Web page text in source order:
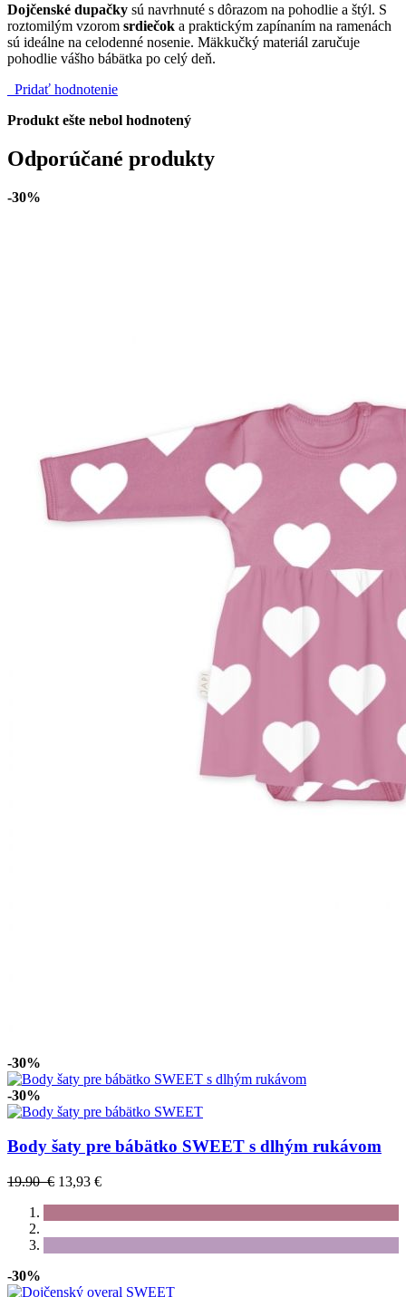
Dojčenské dupačky sú navrhnuté s dôrazom na pohodlie a štýl. S
roztomilým vzorom srdiečok a praktickým zapínaním na ramenách
sú ideálne na celodenné nosenie. Mäkkučký materiál zaručuje
pohodlie vášho bábätka po celý deň.
Pridať hodnotenie
Produkt ešte nebol hodnotený
Odporúčané produkty
-30%
-30%
-30%
Body šaty pre bábätko SWEET s dlhým rukávom
19.90 € 13,93 €
-30%